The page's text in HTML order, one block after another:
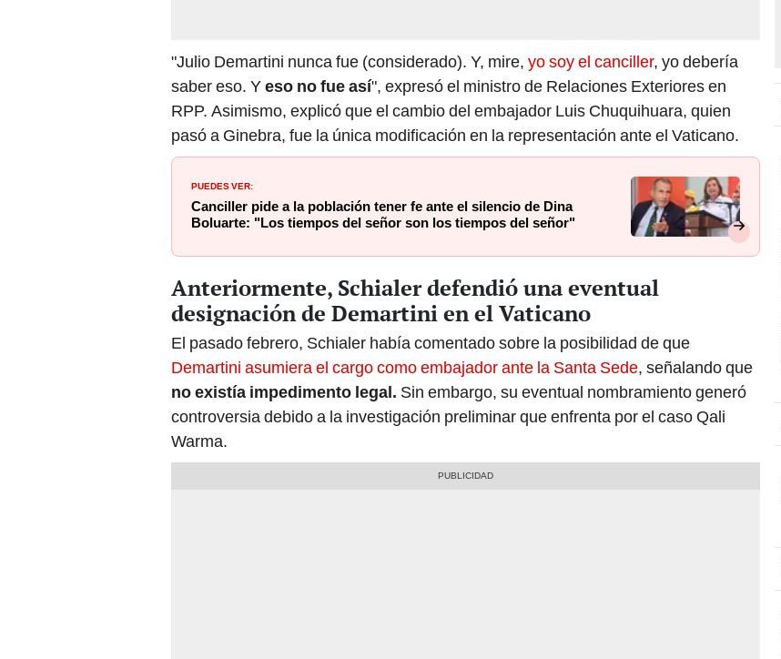
"Julio Demartini nunca fue (considerado). Y, mire, yo soy el canciller, yo debería
saber eso. Yeso no fue así", expresó el ministro de Relaciones Exteriores en
RPP. Asimismo, explicó que el cambio del embajador Luis Chuquihuara, quien
pasó a Ginebra, fue la única modificación en la representación ante el Vaticano.
PUEDES VER:
Canciller pide a la población tener fe ante el silencio de Dina
Boluarte: "Los tiempos del señor son los tiempos del señor"
Anteriormente, Schialer defendió una eventual
designación de Demartini en el Vaticano
El pasado febrero, Schialer había comentado sobre la posibilidad de que
Demartini asumiera el cargo como embajador ante la Santa Sede, señalando que
no existía impedimento legal. Sin embargo, su eventual nombramiento generó
controversia debido a la investigación preliminar que enfrenta por el caso Qali
Warma.